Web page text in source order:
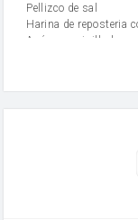
Pellizco de sal
Harina de reposteria
Azúcar avainillado
mantequilla